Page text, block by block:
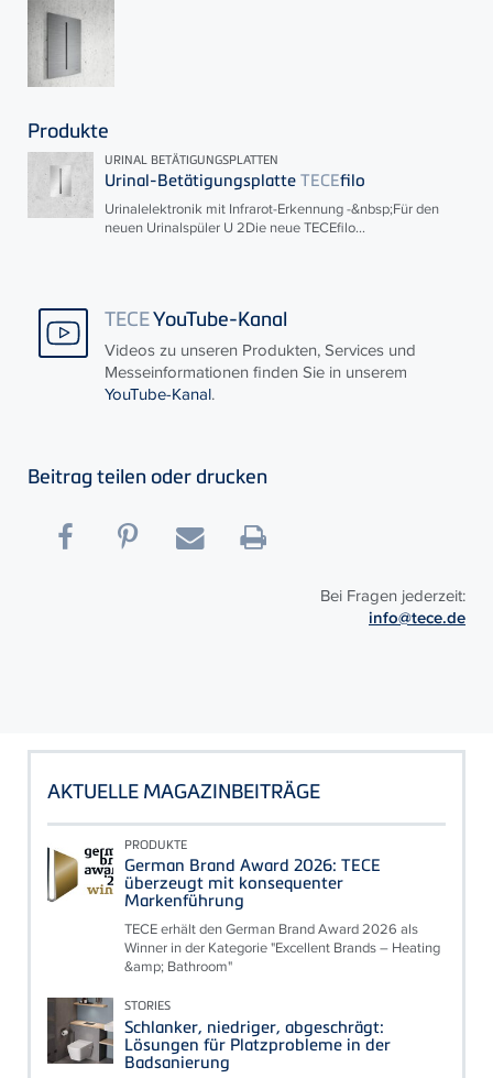
Produkte
URINAL BETÄTIGUNGSPLATTEN
Urinal-Betätigungsplatte TECEfilo
Urinalelektronik mit Infrarot-Erkennung -&nbsp;Für den
neuen Urinalspüler U 2Die neueTECEfilo...
TECEYouTube-Kanal
Videos zu unseren Produkten, Services und
Messeinformationen finden Sie in unserem
YouTube-Kanal.
Beitrag teilen oder drucken
Bei Fragen jederzeit:
info@tece.de
AKTUELLE MAGAZINBEITRÄGE
PRODUKTE
German Brand Award 2026: TECE
überzeugt mit konsequenter
Markenführung
TECE erhält den German Brand Award 2026 als
Winner in der Kategorie "Excellent Brands – Heating
&amp; Bathroom"
STORIES
Schlanker, niedriger, abgeschrägt:
Lösungen für Platzprobleme in der
Badsanierung